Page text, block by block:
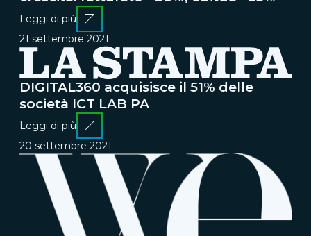
Leggi di più
21 settembre 2021
DIGITAL360 acquisisce il 51% delle
società ICT LAB PA
Leggi di più
20 settembre 2021